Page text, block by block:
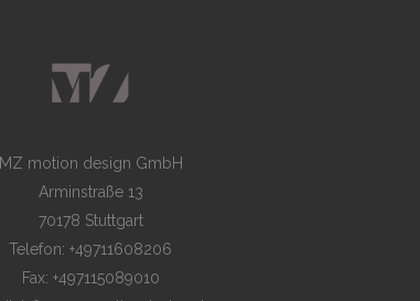
MZ motion design GmbH
Arminstraße 13
70178 Stuttgart
Telefon: +49711608206
Fax: +497115089010